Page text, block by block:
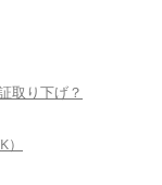
取り下げ？